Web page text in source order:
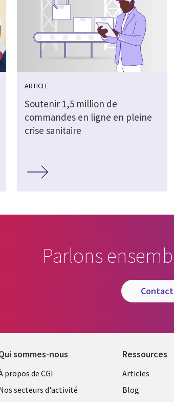
ARTICLE
Soutenir 1,5 million de
commandes en ligne en pleine
crise sanitaire
Parlons
sommes-nous
propos de CGI
secteurs d'activité
Ressources
Library
Links
Articles
Blog